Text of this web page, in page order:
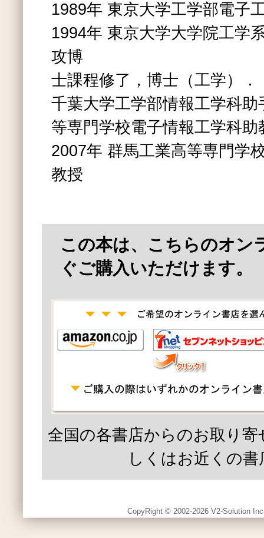
1989年 東京大学工学部電子
1994年 東京大学大学院工学
攻博
士課程修了，博士（工学）．
千葉大学工学部情報工学科助
等専門学校電子情報工学科
2007年 群馬工業高等専門学
教授
この本は、こちらのオン
ぐご購入いただけます。
全国の各書店からのお取り
しくはお近くの書
CopyRight © 2002-2026 V2-Solution